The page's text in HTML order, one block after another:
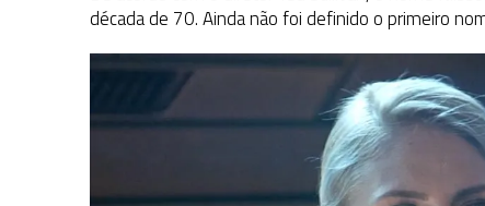
década de 70. Ainda não foi definido o primeiro